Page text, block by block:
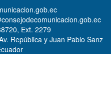
Ext. 2279
República y Juan Pablo Sanz